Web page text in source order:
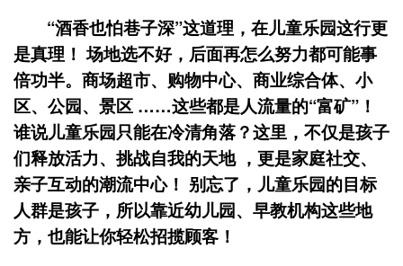
“酒香也怕巷子深”这道理，在儿童乐园这行更
是真理！ 场地选不好，后面再怎么努力都可能事
倍功半。商场超市、购物中心、商业综合体、小
区、公园、景区 ……这些都是人流量的“富矿”！
谁说儿童乐园只能在冷清角落？这里，不仅是孩子
们释放活力、挑战自我的天地 ，更是家庭社交、
亲子互动的潮流中心！ 别忘了，儿童乐园的目标
人群是孩子，所以靠近幼儿园、早教机构这些地
方，也能让你轻松招揽顾客！